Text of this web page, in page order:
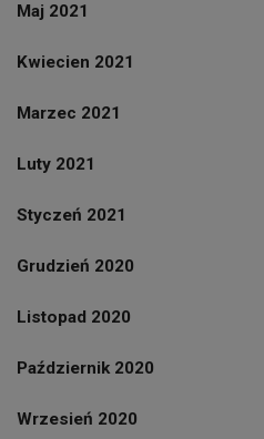
Maj 2021
Kwiecien 2021
Marzec 2021
Luty 2021
Styczeń 2021
Grudzień 2020
Listopad 2020
Październik 2020
Wrzesień 2020